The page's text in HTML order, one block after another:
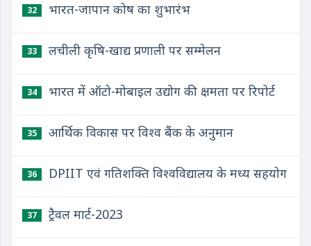
32 भारत-जापान कोष का शुभारंभ
33 लचीली कृषि-खाद्य प्रणाली पर सम्मेलन
34 भारत में ऑटो-मोबाइल उद्योग की क्षमता पर रिपोर्ट
35 आर्थिक विकास पर विश्व बैंक के अनुमान
36 DPIIT एवं गतिशक्ति विश्वविद्यालय के मध्य सहयोग
37 ट्रैवल मार्ट-2023